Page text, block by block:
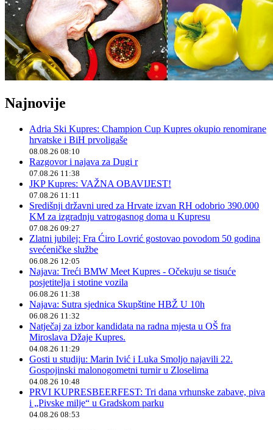
Najnovije
Adria Ski Kupres: Champion Cup Kupres okupio renomirane
hrvatske i BiH prvoligaše
08.08.26 08:10
Razgovor i najava za Dugi r
07.08.26 11:38
JKP Kupres: VAŽNA OBAVIJEST!
07.08.26 11:11
Središnji državni ured za Hrvate izvan RH odobrio 390.000
KM za izgradnju vatrogasnog doma u Kupresu
07.08.26 09:27
Zlatni jubilej: Fra Ćiro Lovrić gostovao povodom 50 godina
svećeničke službe
06.08.26 12:05
Najava: Treći BMW Meet Kupres - Očekuju se tisuće
posjetitelja i stotine vozila
06.08.26 11:38
Najava: Sutra sjednica Skupštine HBŽ U 10h
06.08.26 11:32
Natječaj za izbor kandidata na radna mjesta u OŠ fra
Miroslava Džaje Kupres.
04.08.26 11:29
Gosti u studiju: Marin Ivić i Luka Smoljo najavili 22.
Gospojinski malonogometni turnir u Zloselima
04.08.26 10:48
PRVI KUPRESBEERFEST: Tri dana vrhunske zabave, piva
i „Pivske milje“ u Gradskom parku
04.08.26 08:53